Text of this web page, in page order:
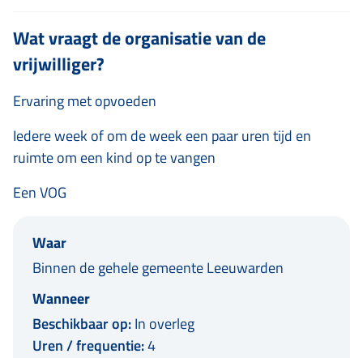
Wat vraagt de organisatie van de
vrijwilliger?
Ervaring met opvoeden
Iedere week of om de week een paar uren tijd en
ruimte om een kind op te vangen
Een VOG
Waar
Binnen de gehele gemeente Leeuwarden
Wanneer
Beschikbaar op:In overleg
Uren / frequentie:4